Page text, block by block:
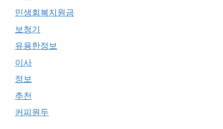
민생회복지원금
보청기
유용한정보
이사
정보
추천
커피원두